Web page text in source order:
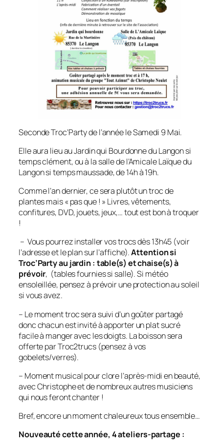
Seconde Troc’Party de l’année le Samedi 9 Mai.
Elle aura lieu au Jardin qui Bourdonne du Langon si
temps clément, ou à la salle de l’Amicale Laïque du
Langon si temps maussade, de 14h à 19h.
Comme l’an dernier, ce sera plutôt un troc de
plantes mais « pas que ! » Livres, vêtements,
confitures, DVD, jouets, jeux,… tout est bon à troquer
!
– Vous pourrez installer vos trocs dès 13h45 (voir
l’adresse et le plan sur l’affiche).Attention si
Troc’Party au jardin : table(s) et chaise(s) à
prévoir, (tables fournies si salle). Si météo
ensoleillée, pensez à prévoir une protection au soleil
si vous avez.
– Le moment troc sera suivi d’un goûter partagé
donc chacun est invité à apporter un plat sucré
facile à manger avec les doigts. La boisson sera
offerte par Troc2trucs (pensez à vos
gobelets/verres).
– Moment musical pour clore l’après-midi en beauté,
avec Christophe et de nombreux autres musiciens
qui nous feront chanter !
Bref, encore un moment chaleureux tous ensemble…
Nouveauté cette année, 4 ateliers-partage :